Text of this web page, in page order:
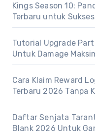
Kings Season 10:
Terbaru untuk
Tutorial Upgrade
Untuk Damage
Cara Klaim Reward
Terbaru 2026 Tanpa
Daftar Senjata
Blank 2026 Untuk